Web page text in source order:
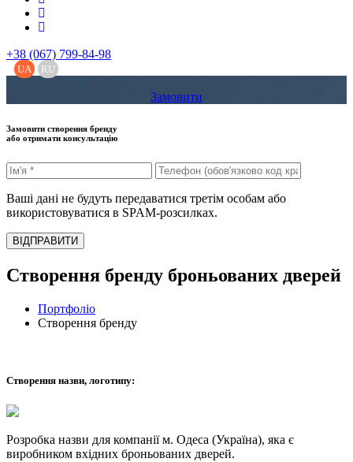
+38 (067) 799-84-98
UA RU
Замовити
Замовити створення бренду
або отримати консультацію
Ваші дані не будуть передаватися третім особам або
використовуватися в SPAM-розсилках.
ВІДПРАВИТИ
Створення бренду броньованих дверей
Портфоліо
Створення бренду
Створення назви, логотипу:
Розробка назви для компанії м. Одеса (Україна), яка є
виробником вхідних броньованих дверей.